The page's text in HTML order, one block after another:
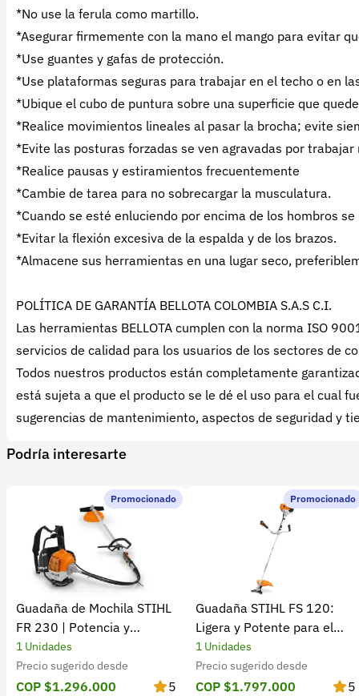
*No use la ferula como martillo.
*Asegurar firmemente con la mano el mango para evitar
*Use guantes y gafas de protección.
*Use plataformas seguras para trabajar en el techo o en
*Ubique el cubo de puntura sobre una superficie que
*Realice movimientos lineales al pasar la brocha; evite
*Evite las posturas forzadas se ven agravadas por
*Realice pausas y estiramientos frecuentemente
*Cambie de tarea para no sobrecargar la musculatura.
*Cuando se esté enluciendo por encima de los hombros
*Evitar la flexión excesiva de la espalda y de los brazos.
*Almacene sus herramientas en una lugar seco,
POLÍTICA DE GARANTÍA BELLOTA COLOMBIA S.A.S C.I.
Las herramientas BELLOTA cumplen con la norma ISO
servicios de calidad para los usuarios de los sectores de
Todos nuestros productos están completamente
está sujeta a que el producto se le dé el uso para el cual
sugerencias de mantenimiento, aspectos de seguridad y
Podría interesarte
Promocionado
Guadaña de Mochila STIHL
FR 230 | Potencia y
rendimiento
1 Unidades
Precio sugerido desde
COP $1.296.000 5
Promocionado
Guadaña STIHL FS 120:
Ligera y Potente para el
Campo
1 Unidades
Precio sugerido desde
COP $1.797.000 5